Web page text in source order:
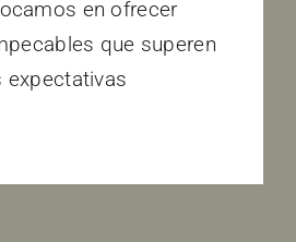
en ofrecer
que superen
expectativas